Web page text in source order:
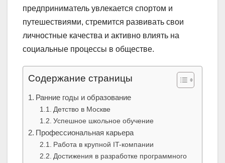
предприниматель увлекается спортом и
путешествиями, стремится развивать свои
личностные качества и активно влиять на
социальные процессы в обществе.
Содержание страницы
Ранние годы и образование
Детство в Москве
Успешное школьное обучение
Профессиональная карьера
Работа в крупной IT-компании
Достижения в разработке программного